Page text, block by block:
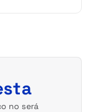
no será